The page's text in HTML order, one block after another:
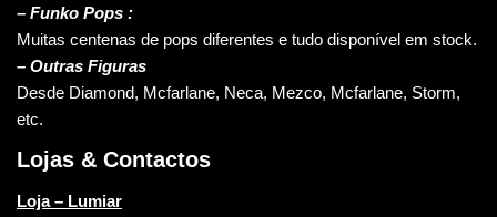
– Funko Pops :
Muitas centenas de pops diferentes e tudo disponível em stock.
– Outras Figuras
Desde Diamond, Mcfarlane, Neca, Mezco, Mcfarlane, Storm,
etc.
Lojas & Contactos
Loja – Lumiar